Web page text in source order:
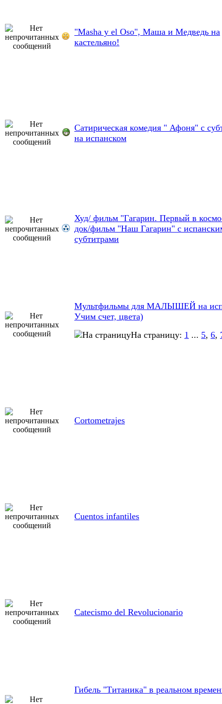
"Masha y el Oso", Маша и Медведь на
кастельяно!
Сатирическая комедия " Афоня" с
на испанском
Худ/ фильм "Гагарин. Первый в
док/фильм "Наш Гагарин" c
субтитрами
Мультфильмы для МАЛЫШЕЙ на
Учим счет, цвета)
На страницу: 1 ... 5, 6,
Cortometrajes
Cuentos infantiles
Catecismo del Revolucionario
Гибель "Титаника" в реальном